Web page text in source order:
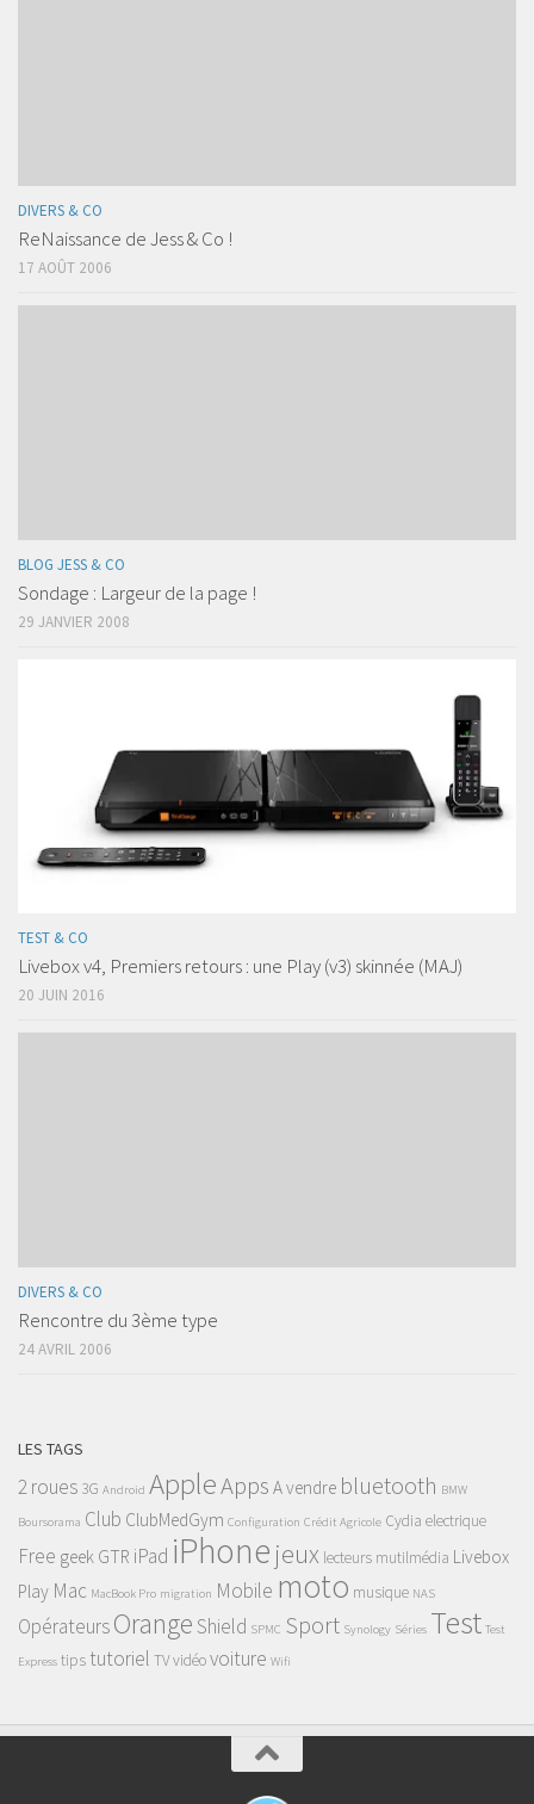
DIVERS & CO
ReNaissance de Jess & Co !
17 AOÛT 2006
BLOG JESS & CO
Sondage : Largeur de la page !
29 JANVIER 2008
TEST & CO
Livebox v4, Premiers retours : une Play (v3) skinnée (MAJ)
20 JUIN 2016
DIVERS & CO
Rencontre du 3ème type
24 AVRIL 2006
LES TAGS
2 roues 3G Android AppleApps A vendre bluetooth BMW
Boursorama Club ClubMedGym Configuration Crédit Agricole Cydia electrique
Free geek GTR iPad iPhone jeux lecteurs mutilmédia Livebox
Play Mac MacBook Pro migration Mobile moto musique NAS
OpérateursOrangeShield SPMC Sport Synology Séries Test Test
Express tips tutoriel TVvidéovoiture Wifi